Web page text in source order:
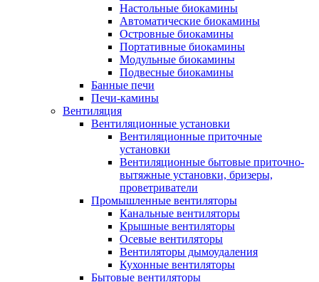
Настольные биокамины
Автоматические биокамины
Островные биокамины
Портативные биокамины
Модульные биокамины
Подвесные биокамины
Банные печи
Печи-камины
Вентиляция
Вентиляционные установки
Вентиляционные приточные
установки
Вентиляционные бытовые приточно-
вытяжные установки, бризеры,
проветриватели
Промышленные вентиляторы
Канальные вентиляторы
Крышные вентиляторы
Осевые вентиляторы
Вентиляторы дымоудаления
Кухонные вентиляторы
Бытовые вентиляторы